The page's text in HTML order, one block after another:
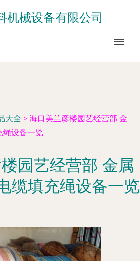
机械设备有限公司
大全 > 海口美兰彦楼园艺经营部 金
绳设备一览
园艺经营部 金属
缆填充绳设备一览